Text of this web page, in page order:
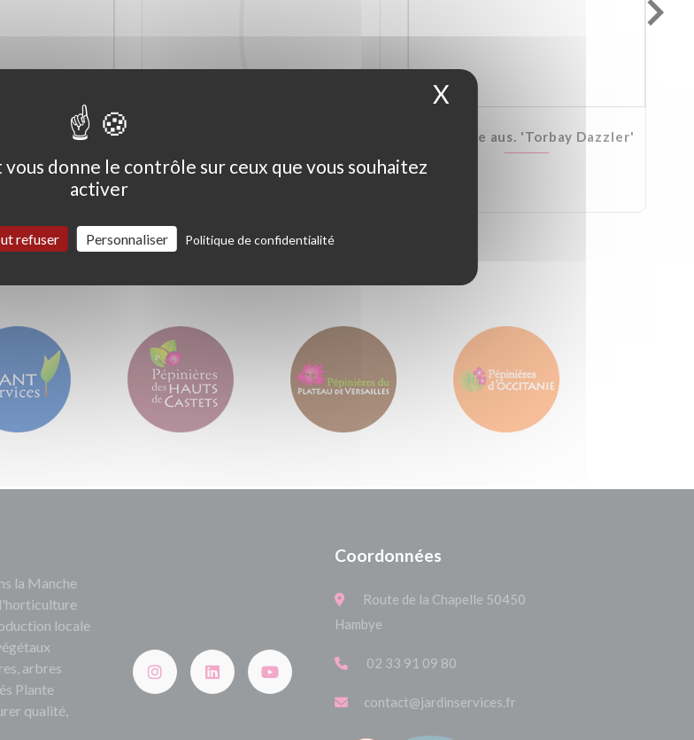
'Skylark' Cordyline aus. 'Torbay Dazzler'
la Manche
l'horticulture
locale
arbres
Plante
qualité,
Coordonnées
Route de la Chapelle 50450
Hambye
02 33 91 09 80
contact@jardinservices.fr
donne le contrôle sur ceux que vous souhaitez
activer
refuser Personnaliser Politique de confidentialité
X Masquer le bandeau